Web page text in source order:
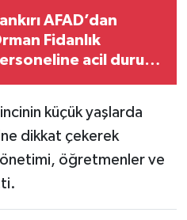
AFAD’dan
Fidanlık
acil durum
küçük yaşlarda
dikkat çekerek
öğretmenler ve